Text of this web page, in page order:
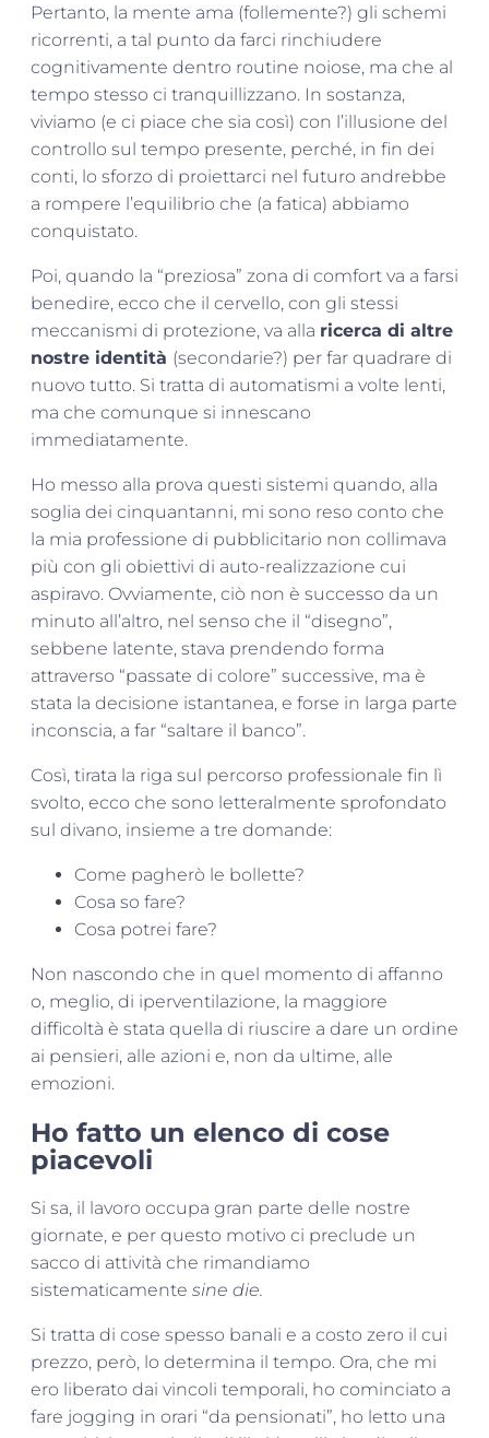
Pertanto, la mente ama (follemente?) gli schemi
ricorrenti, a tal punto da farci rinchiudere
cognitivamente dentro routine noiose, ma che al
tempo stesso ci tranquillizzano. In sostanza,
viviamo (e ci piace che sia così) con l’illusione del
controllo sul tempo presente, perché, in fin dei
conti, lo sforzo di proiettarci nel futuro andrebbe
a rompere l’equilibrio che (a fatica) abbiamo
conquistato.
Poi, quando la “preziosa” zona di comfort va a farsi
benedire, ecco che il cervello, con gli stessi
meccanismi di protezione, va alla ricerca di altre
nostre identità (secondarie?) per far quadrare di
nuovo tutto. Si tratta di automatismi a volte lenti,
ma che comunque si innescano
immediatamente.
Ho messo alla prova questi sistemi quando, alla
soglia dei cinquantanni, mi sono reso conto che
la mia professione di pubblicitario non collimava
più con gli obiettivi di auto-realizzazione cui
aspiravo. Ovviamente, ciò non è successo da un
minuto all’altro, nel senso che il “disegno”,
sebbene latente, stava prendendo forma
attraverso “passate di colore” successive, ma è
stata la decisione istantanea, e forse in larga parte
inconscia, a far “saltare il banco”.
Così, tirata la riga sul percorso professionale fin lì
svolto, ecco che sono letteralmente sprofondato
sul divano, insieme a tre domande:
Come pagherò le bollette?
Cosa so fare?
Cosa potrei fare?
Non nascondo che in quel momento di affanno
o, meglio, di iperventilazione, la maggiore
difficoltà è stata quella di riuscire a dare un ordine
ai pensieri, alle azioni e, non da ultime, alle
emozioni.
Ho fatto un elenco di cose
piacevoli
Si sa, il lavoro occupa gran parte delle nostre
giornate, e per questo motivo ci preclude un
sacco di attività che rimandiamo
sistematicamente sine die.
Si tratta di cose spesso banali e a costo zero il cui
prezzo, però, lo determina il tempo. Ora, che mi
ero liberato dai vincoli temporali, ho cominciato a
fare jogging in orari “da pensionati”, ho letto una